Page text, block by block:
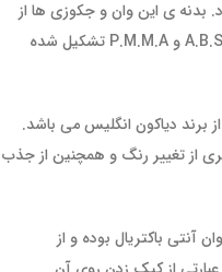
بدنه ی این وان و جکوزی ها از
ورق پلیمری بصورت ۵ لایه از مواد اورجینال A.B.S و P.M.M.A تشکیل شده
مواد A.B.S از برند BASF آلمان و p.m.m.a از برند دیاکون انگلیس می باشد.
از تغییر رنگ و همچنین از جذب
آنتی باکتریال بوده و از